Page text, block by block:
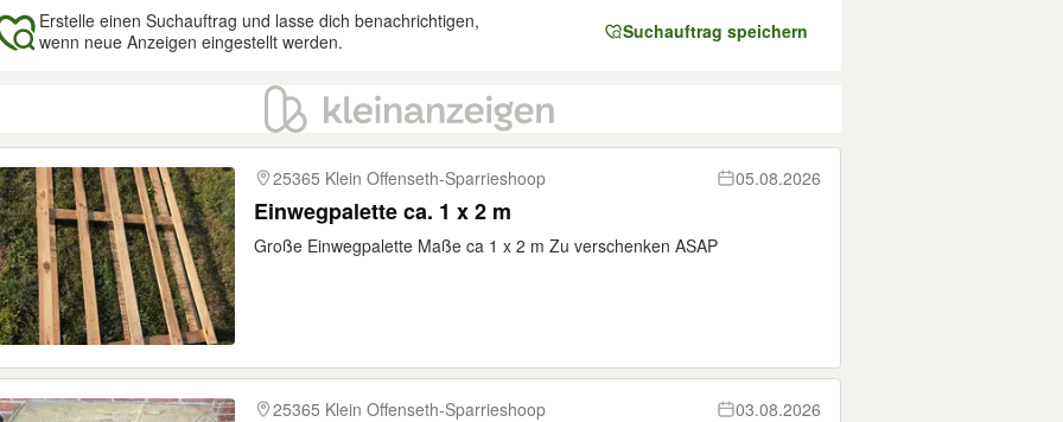
Erstelle einen Suchauftrag und lasse dich benachrichtigen,
wenn neue Anzeigen eingestellt werden.
Suchauftrag speichern
25365 Klein Offenseth-Sparrieshoop
05.08.2026
Einwegpalette ca. 1 x 2 m
Große Einwegpalette Maße ca 1 x 2 m Zu verschenken ASAP
25365 Klein Offenseth-Sparrieshoop 03.08.2026